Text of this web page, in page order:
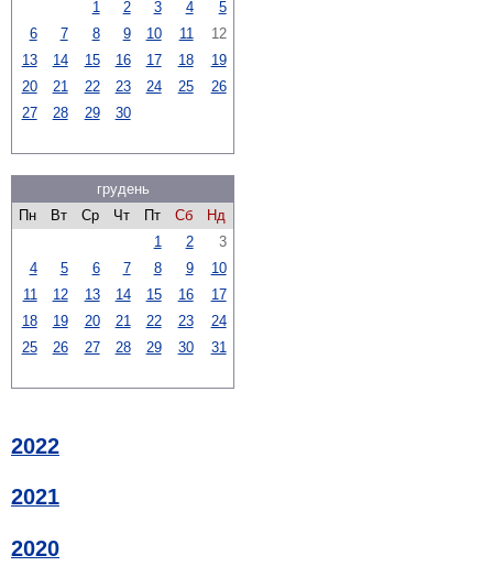
1
2 3 4
5
6
7 8 9 10 11
12
13
14 15 16 17 18
19
20
21 22 23 24 25
26
27
28 29 30
грудень
Пн
Вт Ср Чт Пт Сб
Нд
1
2
3
4
5 6 7 8 9
10
11
12 13 14 15 16
17
18
19 20 21 22 23
24
25
26 27 28 29 30 31
2022
2021
2020